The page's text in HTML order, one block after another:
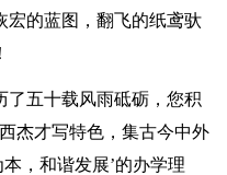
宏的蓝图，翻飞的纸鸢驮
了五十载风雨砥砺，您积
杰才写特色，集古今中外
，和谐发展’的办学理